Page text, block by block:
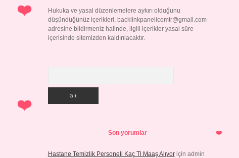
Hukuka ve yasal düzenlemelere aykırı olduğunu
düşündüğünüz içerikleri, backlinkpanelicomtr@gmail.com
adresine bildirmeniz halinde, ilgili içerikler yasal süre
içerisinde sitemizden kaldırılacaktır.
Son yorumlar
Hastane Temizlik Personeli Kaç Tl Maaş Alıyoriçin admin